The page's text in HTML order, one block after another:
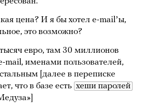
цена? И я бы хотел e-mailʼы,
это возможно?
евро, там 30 миллионов
mail, именами пользователей,
[далее в переписке
что в базе есть хеши паролей